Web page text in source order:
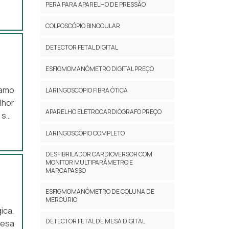
o
é
PERA PARA APARELHO DE PRESSÃO
COLPOSCÓPIO BINOCULAR
DETECTOR FETAL DIGITAL
ESFIGMOMANÔMETRO DIGITAL PREÇO
LARINGOSCÓPIO FIBRA ÓTICA
APARELHO ELETROCARDIÓGRAFO PREÇO
LARINGOSCÓPIO COMPLETO
DESFIBRILADOR CARDIOVERSOR COM
MONITOR MULTIPARÂMETRO E
MARCAPASSO
ESFIGMOMANÔMETRO DE COLUNA DE
MERCÚRIO
DETECTOR FETAL DE MESA DIGITAL